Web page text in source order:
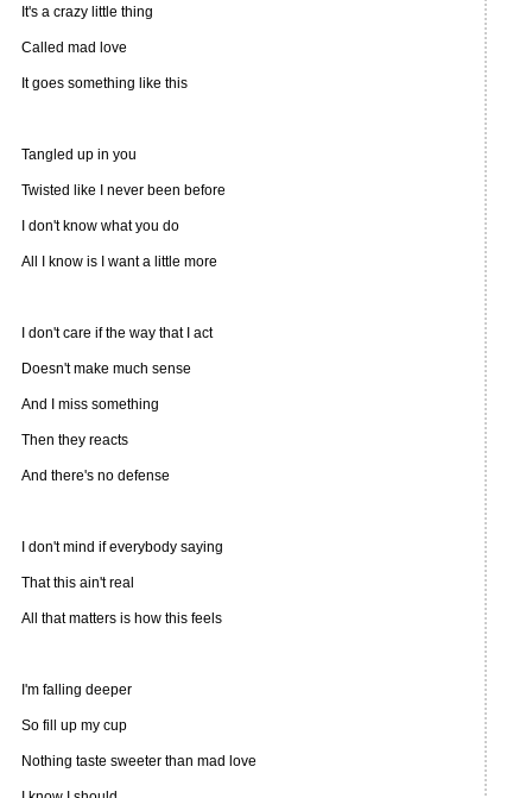
It's a crazy little thing
Called mad love
It goes something like this
Tangled up in you
Twisted like I never been before
I don't know what you do
All I know is I want a little more
I don't care if the way that I act
Doesn't make much sense
And I miss something
Then they reacts
And there's no defense
I don't mind if everybody saying
That this ain't real
All that matters is how this feels
I'm falling deeper
So fill up my cup
Nothing taste sweeter than mad love